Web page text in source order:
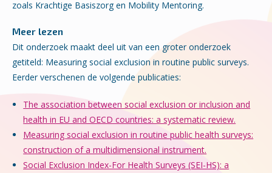
zoals Krachtige Basiszorg en Mobility Mentoring.
Meer lezen
Dit onderzoek maakt deel uit van een groter onderzoek
getiteld: Measuring social exclusion in routine public surveys.
Eerder verschenen de volgende publicaties:
The association between social exclusion or inclusion and
health in EU and OECD countries: a systematic review.
Measuring social exclusion in routine public health surveys:
construction of a multidimensional instrument.
Social Exclusion Index-For Health Surveys (SEI-HS): a